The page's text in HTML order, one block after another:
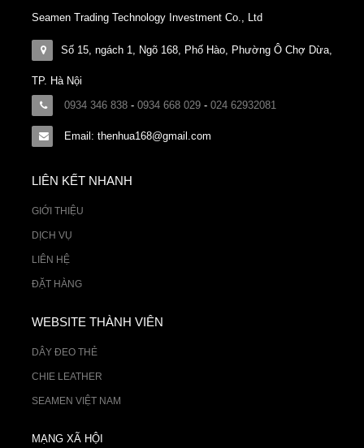
Seamen Trading Technology Investment Co., Ltd
Số 15, ngách 1, Ngõ 168, Phố Hào, Phường Ô Chợ Dừa,
TP. Hà Nội
0934 346 838 - 0934 668 029 - 024 62932081
Email: thenhua168@gmail.com
LIÊN KẾT NHANH
GIỚI THIỆU
DỊCH VỤ
LIÊN HỆ
ĐẶT HÀNG
WEBSITE THÀNH VIÊN
DÂY ĐEO THẺ
CHIE LEATHER
SEAMEN VIỆT NAM
MẠNG XÃ HỘI